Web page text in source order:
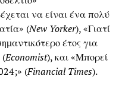
να είναι ένα πολύ
(New Yorker), «Γιατί
έτος για
(Economist), και «Μπορεί
(Financial Times).